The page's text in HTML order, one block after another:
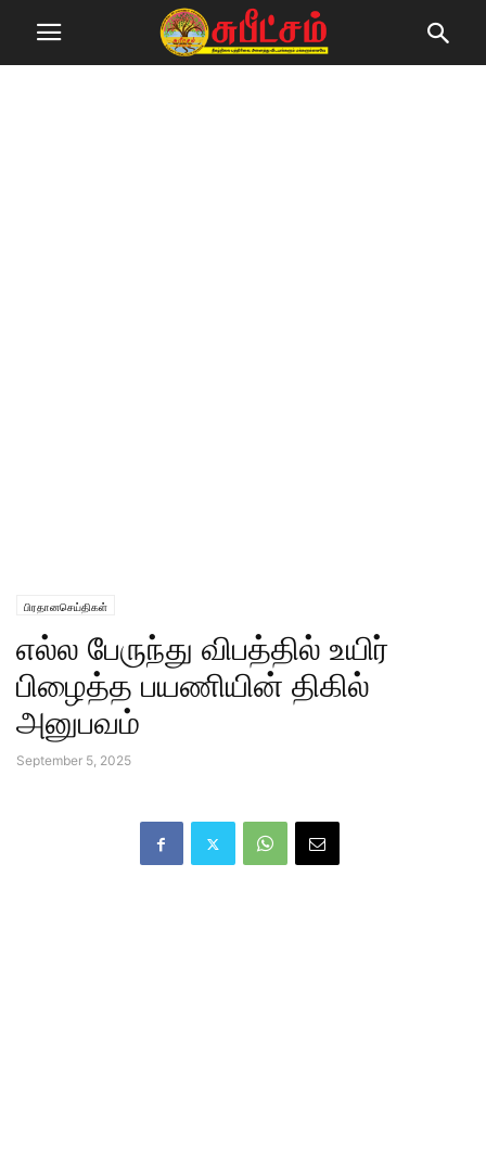
பிரதானசெய்திகள்
எல்ல பேருந்து விபத்தில் உயிர்
பிழைத்த பயணியின் திகில்
அனுபவம்
September 5, 2025